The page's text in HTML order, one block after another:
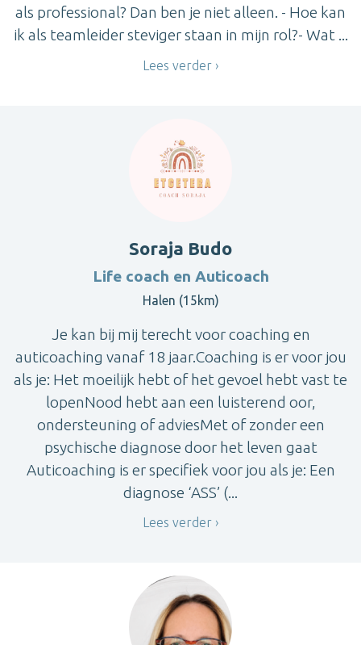
als professional? Dan ben je niet alleen. - Hoe kan
ik als teamleider steviger staan in mijn rol?- Wat ...
Lees verder
Soraja Budo
Life coach en Auticoach
Halen (15km)
Je kan bij mij terecht voor coaching en
auticoaching vanaf 18 jaar.Coaching is er voor jou
als je: Het moeilijk hebt of het gevoel hebt vast te
lopenNood hebt aan een luisterend oor,
ondersteuning of adviesMet of zonder een
psychische diagnose door het leven gaat
Auticoaching is er specifiek voor jou als je: Een
diagnose ‘ASS’ (...
Lees verder